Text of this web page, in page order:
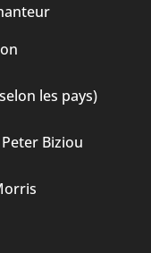
les pays)
Peter Biziou